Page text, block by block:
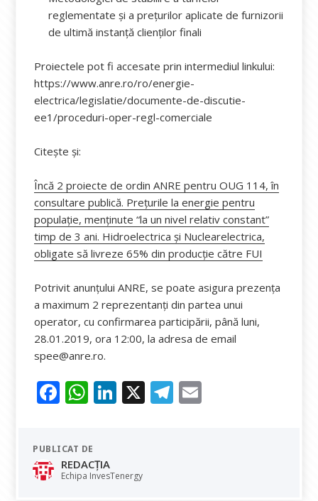
reglementate și a prețurilor aplicate de furnizorii
de ultimă instanță clienților finali
Proiectele pot fi accesate prin intermediul linkului:
https://www.anre.ro/ro/energie-
electrica/legislatie/documente-de-discutie-
ee1/proceduri-oper-regl-comerciale
Citește și:
Încă 2 proiecte de ordin ANRE pentru OUG 114, în
consultare publică. Preţurile la energie pentru
populaţie, menținute “la un nivel relativ constant”
timp de 3 ani. Hidroelectrica și Nuclearelectrica,
obligate să livreze 65% din producție către FUI
Potrivit anunțului ANRE, se poate asigura prezența
a maximum 2 reprezentanți din partea unui
operator, cu confirmarea participării, până luni,
28.01.2019, ora 12:00, la adresa de email
spee@anre.ro.
F
e
b
o
W
at
s
A
Li
dI
X T
PUBLICAT DE
REDACȚIA
Echipa InvesTenergy